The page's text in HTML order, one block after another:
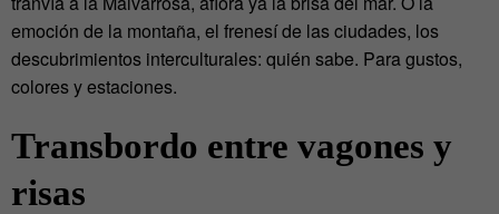
emoción de la montaña, el frenesí de las ciudades, los
descubrimientos interculturales: quién sabe. Para gustos,
colores y estaciones.
Transbordo entre vagones y
risas